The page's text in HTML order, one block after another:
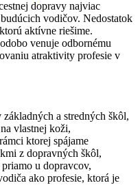
dopravy najviac
vodičov. Nedostatok
aktívne riešime.
venuje odbornému
atraktivity profesie v
a stredných škôl,
vlastnej koži,
ktorej spájame
z dopravných škôl,
u dopravcov,
ako profesie, ktorá je